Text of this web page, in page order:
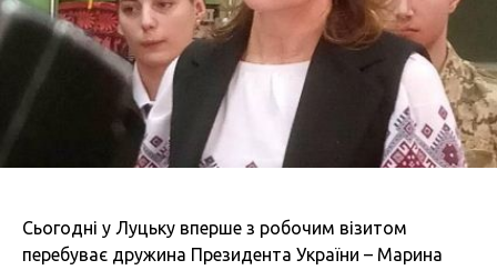
Сьогодні у Луцьку вперше з робочим візитом
перебуває дружина Президента України – Марина